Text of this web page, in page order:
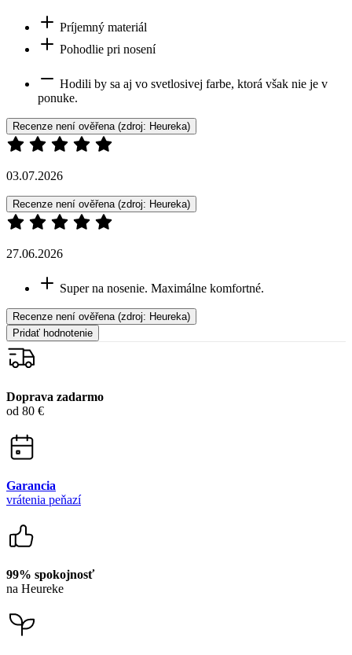
Príjemný materiál
Pohodlie pri nosení
Hodili by sa aj vo svetlosivej farbe, ktorá však nie je v
ponuke.
Recenze není ověřena (zdroj: Heureka)
03.07.2026
Recenze není ověřena (zdroj: Heureka)
27.06.2026
Super na nosenie. Maximálne komfortné.
Recenze není ověřena (zdroj: Heureka)
Pridať hodnotenie
Doprava zadarmo
od 80 €
Garancia
vrátenia peňazí
99% spokojnosť
na Heureke